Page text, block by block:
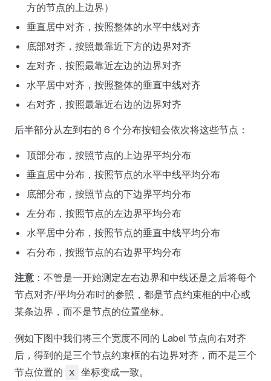
方的节点的上边界）
垂直居中对齐，按照整体的水平中线对齐
底部对齐，按照最靠近下方的边界对齐
左对齐，按照最靠近左边的边界对齐
水平居中对齐，按照整体的垂直中线对齐
右对齐，按照最靠近右边的边界对齐
后半部分从左到右的 6 个分布按钮会依次将这些节点：
顶部分布，按照节点的上边界平均分布
垂直居中分布，按照节点的水平中线平均分布
底部分布，按照节点的下边界平均分布
左分布，按照节点的左边界平均分布
水平居中分布，按照节点的垂直中线平均分布
右分布，按照节点的右边界平均分布
注意 ：不管是一开始测定左右边界和中线还是之后将每个
节点对齐/平均分布时的参照，都是节点约束框的中心或
某条边界，而不是节点的位置坐标。
例如下图中我们将三个宽度不同的 Label 节点向右对齐
后，得到的是三个节点约束框的右边界对齐，而不是三个
节点位置的
x 坐标变成一致。